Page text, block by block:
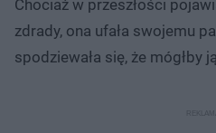
Chociaż w przeszłości
zdrady, ona ufała swojemu
spodziewała się, że mógłby